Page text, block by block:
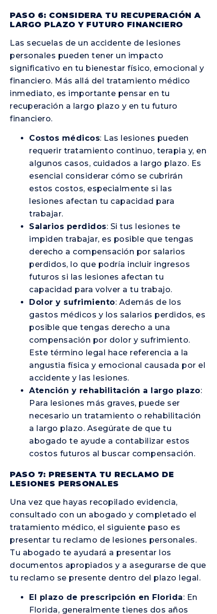
PASO 6: CONSIDERA TU RECUPERACIÓN A
LARGO PLAZO Y FUTURO FINANCIERO
Las secuelas de un accidente de lesiones
personales pueden tener un impacto
significativo en tu bienestar físico, emocional y
financiero. Más allá del tratamiento médico
inmediato, es importante pensar en tu
recuperación a largo plazo y en tu futuro
financiero.
Costos médicos: Las lesiones pueden
requerir tratamiento continuo, terapia y, en
algunos casos, cuidados a largo plazo. Es
esencial considerar cómo se cubrirán
estos costos, especialmente si las
lesiones afectan tu capacidad para
trabajar.
Salarios perdidos: Si tus lesiones te
impiden trabajar, es posible que tengas
derecho a compensación por salarios
perdidos, lo que podría incluir ingresos
futuros si las lesiones afectan tu
capacidad para volver a tu trabajo.
Dolor y sufrimiento: Además de los
gastos médicos y los salarios perdidos, es
posible que tengas derecho a una
compensación por dolor y sufrimiento.
Este término legal hace referencia a la
angustia física y emocional causada por el
accidente y las lesiones.
Atención y rehabilitación a largo plazo:
Para lesiones más graves, puede ser
necesario un tratamiento o rehabilitación
a largo plazo. Asegúrate de que tu
abogado te ayude a contabilizar estos
costos futuros al buscar compensación.
PASO 7: PRESENTA TU RECLAMO DE
LESIONES PERSONALES
Una vez que hayas recopilado evidencia,
consultado con un abogado y completado el
tratamiento médico, el siguiente paso es
presentar tu reclamo de lesiones personales.
Tu abogado te ayudará a presentar los
documentos apropiados y a asegurarse de que
tu reclamo se presente dentro del plazo legal.
El plazo de prescripción en Florida: En
Florida, generalmente tienes dos años